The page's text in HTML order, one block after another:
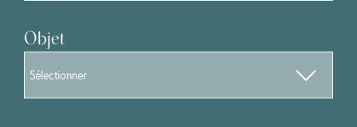
Objet
Sélectionner